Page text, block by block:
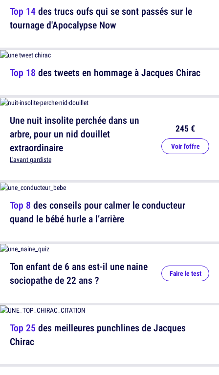
Top 18 des tweets en hommage à Jacques Chirac
Top 8 des conseils pour calmer le conducteur
quand le bébé hurle a l’arrière
Top 25 des meilleures punchlines de Jacques
Chirac
Top 14des trucs oufs qui se sont passés sur le
tournage d'Apocalypse Now
Une nuit insolite perchée dans un
arbre, pour un nid douillet
extraordinaire
L'avant gardiste
245 €
Voir l'offre
Ton enfant de 6 ans est-il une naine
sociopathe de 22 ans ?
Faire le test